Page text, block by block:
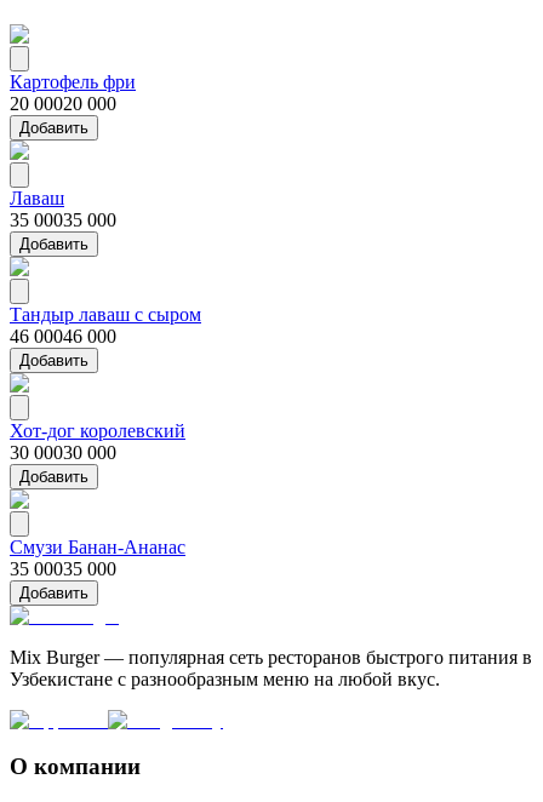
Картофель фри
20 00020 000
Добавить
Лаваш
35 00035 000
Добавить
Тандыр лаваш с сыром
46 00046 000
Добавить
Хот-дог королевский
30 00030 000
Добавить
Смузи Банан-Ананас
35 00035 000
Добавить
Mix Burger — популярная сеть ресторанов быстрого питания в
Узбекистане с разнообразным меню на любой вкус.
О компании